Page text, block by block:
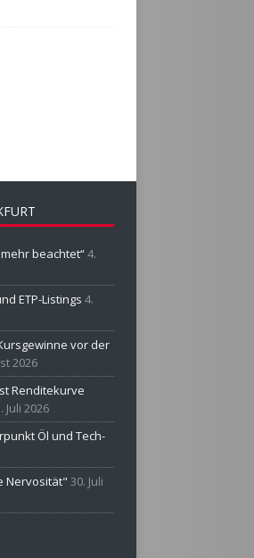
mehr beachtet“4.
ETP-Listings 4.
vor der
2026
Renditekurve
Juli 2026
Öl und Tech-
Nervosität" 30. Juli